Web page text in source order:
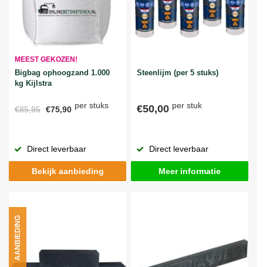
MEEST GEKOZEN!
Bigbag ophoogzand 1.000
kg Kijlstra
€85,95 €75,90 per stuks
Direct leverbaar
Bekijk aanbieding
Steenlijm (per 5 stuks)
€50,00 per stuk
Direct leverbaar
Meer informatie
AANBIEDING